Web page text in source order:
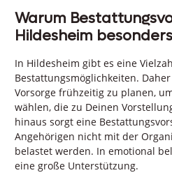
Warum
Hildesheim
In Hildesheim gibt es eine
Bestattungsmöglichkeiten.
Vorsorge frühzeitig zu planen,
wählen, die zu Deinen
hinaus sorgt eine
Angehörigen nicht mit der
belastet werden. In emotional
eine große Unterstützung.